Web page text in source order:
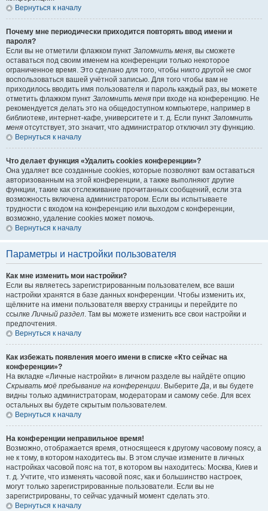
Вернуться к началу
Почему мне периодически приходится повторять ввод имени и
пароля?
Если вы не отметили флажком пункт Запомнить меня, вы сможете
оставаться под своим именем на конференции только некоторое
ограниченное время. Это сделано для того, чтобы никто другой не смог
воспользоваться вашей учётной записью. Для того чтобы вам не
приходилось вводить имя пользователя и пароль каждый раз, вы можете
отметить флажком пункт Запомнить меня при входе на конференцию. Не
рекомендуется делать это на общедоступном компьютере, например в
библиотеке, интернет-кафе, университете и т. д. Если пункт Запомнить
меня отсутствует, это значит, что администратор отключил эту функцию.
Вернуться к началу
Что делает функция «Удалить cookies конференции»?
Она удаляет все созданные cookies, которые позволяют вам оставаться
авторизованным на этой конференции, а также выполняют другие
функции, такие как отслеживание прочитанных сообщений, если эта
возможность включена администратором. Если вы испытываете
трудности с входом на конференцию или выходом с конференции,
возможно, удаление cookies может помочь.
Вернуться к началу
Параметры и настройки пользователя
Как мне изменить мои настройки?
Если вы являетесь зарегистрированным пользователем, все ваши
настройки хранятся в базе данных конференции. Чтобы изменить их,
щёлкните на имени пользователя вверху страницы и перейдите по
ссылкеЛичный раздел. Там вы можете изменить все свои настройки и
предпочтения.
Вернуться к началу
Как избежать появления моего имени в списке «Кто сейчас на
конференции»?
На вкладке «Личные настройки» в личном разделе вы найдёте опцию
Скрывать моё пребывание на конференции. ВыберитеДа, и вы будете
видны только администраторам, модераторам и самому себе. Для всех
остальных вы будете скрытым пользователем.
Вернуться к началу
На конференции неправильное время!
Возможно, отображается время, относящееся к другому часовому поясу, а
не к тому, в котором находитесь вы. В этом случае измените в личных
настройках часовой пояс на тот, в котором вы находитесь: Москва, Киев и
т. д. Учтите, что изменять часовой пояс, как и большинство настроек,
могут только зарегистрированные пользователи. Если вы не
зарегистрированы, то сейчас удачный момент сделать это.
Вернуться к началу